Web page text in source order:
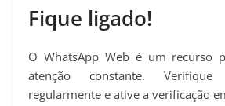
Fique ligado!
O WhatsApp Web é um recurso
atenção constante. Verifique
regularmente e ative a verificação